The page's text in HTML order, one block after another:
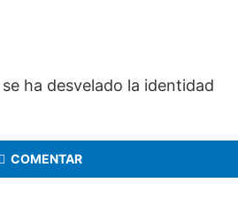
ha desvelado la identidad
COMENTAR